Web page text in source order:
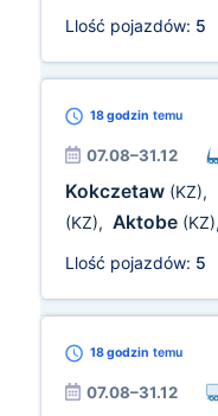
Llość pojazdów: 5
18 godzin temu
07.08–31.12
Kokczetaw (KZ),
(KZ), Aktobe (KZ),
Llość pojazdów: 5
18 godzin temu
07.08–31.12